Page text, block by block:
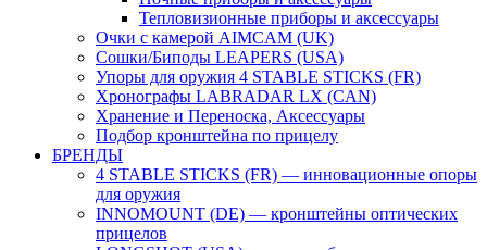
Тепловизионные приборы и аксессуары
Очки с камерой AIMCAM (UK)
Сошки/Биподы LEAPERS (USA)
Упоры для оружия 4 STABLE STICKS (FR)
Хронографы LABRADAR LX (CAN)
Хранение и Переноска, Аксессуары
Подбор кронштейна по прицелу
БРЕНДЫ
4 STABLE STICKS (FR) — инновационные опоры
для оружия
INNOMOUNT (DE) — кронштейны оптических
прицелов